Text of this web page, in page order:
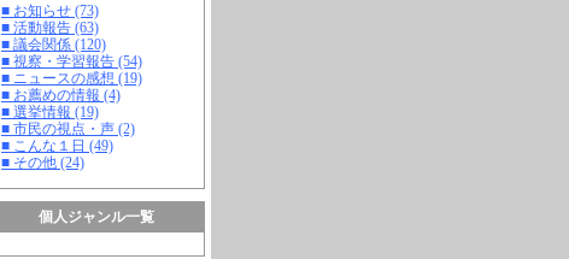
■ お知らせ (73)
■ 活動報告 (63)
■ 議会関係 (120)
■ 視察・学習報告 (54)
■ ニュースの感想 (19)
■ お薦めの情報 (4)
■ 選挙情報 (19)
■ 市民の視点・声 (2)
■ こんな１日 (49)
■ その他 (24)
個人ジャンル一覧